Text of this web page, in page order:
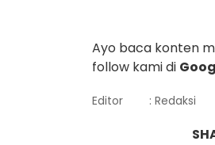
Ayo baca konten
follow kami di
Editor : Redaksi